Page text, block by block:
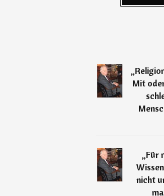
„
Mit
„Für
nicht